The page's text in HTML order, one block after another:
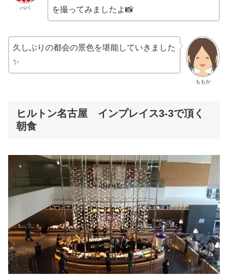
パパ
を撮ってみましたよ📸
ももか
久しぶりの都会の景色を堪能していきました
✨
ヒルトン名古屋 インプレイス3-3で頂く
朝食